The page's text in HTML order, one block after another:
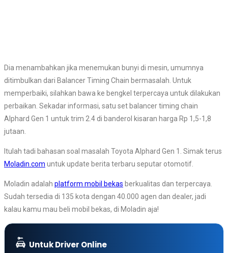
Dia menambahkan jika menemukan bunyi di mesin, umumnya
ditimbulkan dari Balancer Timing Chain bermasalah. Untuk
memperbaiki, silahkan bawa ke bengkel terpercaya untuk dilakukan
perbaikan. Sekadar informasi, satu set balancer timing chain
Alphard Gen 1 untuk trim 2.4 di banderol kisaran harga Rp 1,5-1,8
jutaan.
Itulah tadi bahasan soal masalah Toyota Alphard Gen 1. Simak terus
Moladin.com untuk update berita terbaru seputar otomotif.
Moladin adalah platform mobil bekas berkualitas dan terpercaya.
Sudah tersedia di 135 kota dengan 40.000 agen dan dealer, jadi
kalau kamu mau beli mobil bekas, di Moladin aja!
Untuk Driver Online